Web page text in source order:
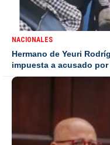
NACIONALES
Hermano de Yeuri
impuesta a acusado